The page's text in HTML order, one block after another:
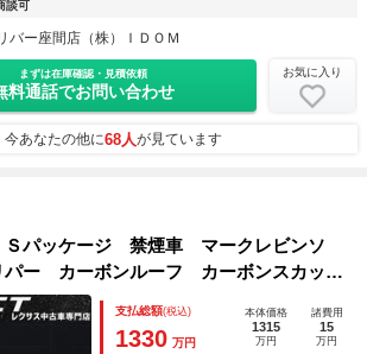
談可
バー座間店（株）ＩＤＯＭ
まずは在庫確認・見積依頼
料通話でお問い合わせ
お気に入り
今あなたの他に68人が見ています
パッケージ 禁煙車 マークレビンソ
ー カーボンルーフ カーボンスカッフ
レザーエアシート シートヒーター Ｂ
ンナーミラー カラーＨＵＤ ＢＳＭ 三
支払総額(税込)
1330 万円
本体価格
1315
万円
諸費用
15
万円